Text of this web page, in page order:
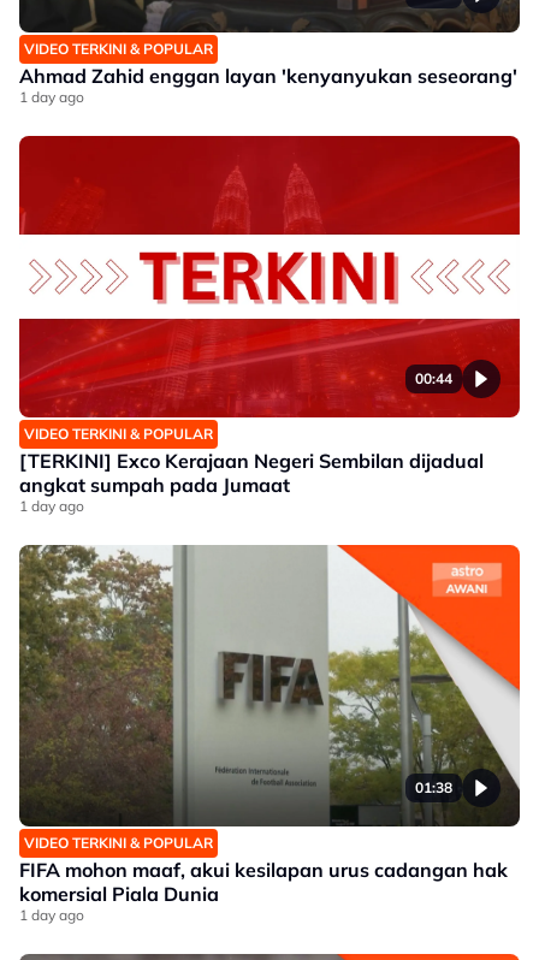
VIDEO TERKINI & POPULAR
Ahmad Zahid enggan layan 'kenyanyukan seseorang'
1 day ago
00:44
VIDEO TERKINI & POPULAR
[TERKINI] Exco Kerajaan Negeri Sembilan dijadual
angkat sumpah pada Jumaat
1 day ago
01:38
VIDEO TERKINI & POPULAR
FIFA mohon maaf, akui kesilapan urus cadangan hak
komersial Piala Dunia
1 day ago